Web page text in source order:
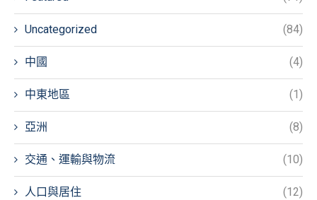
Uncategorized (84)
中國 (4)
中東地區 (1)
亞洲 (8)
交通、運輸與物流 (10)
人口與居住 (12)